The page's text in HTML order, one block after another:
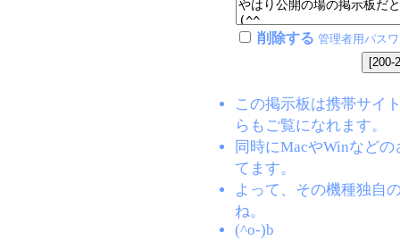
削除する 管理者用パス
この掲示板は携帯サイ
らもご覧になれます。
同時にMacやWinなど
てます。
よって、その機種独自
ね。
(^o-)b